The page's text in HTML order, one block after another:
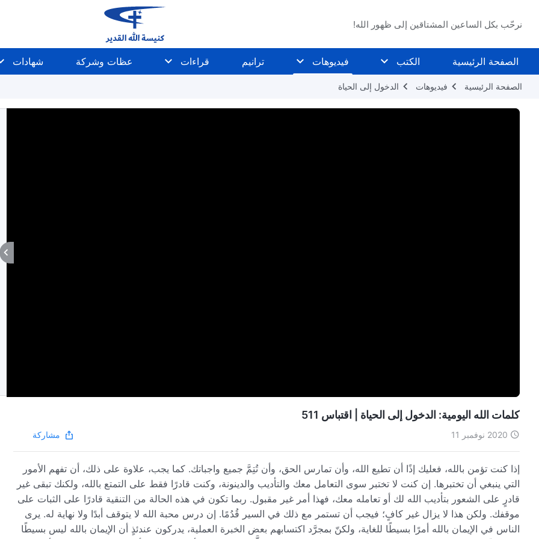
نرحّب بكل الساعين المشتاقين إلى ظهور الله!
الصفحة الرئيسية الكتب فيديوهات ترانيم قراءات عظات وشركة شهادات
الصفحة الرئيسية فيديوهات الدخول إلى الحياة
كلمات الله اليومية: الدخول إلى الحياة | اقتباس 511
2020 نوفمبر 11 مشاركة
إذا كنت تؤمن بالله، فعليك إذًا أن تطيع الله، وأن تمارس الحق، وأن تُتِمَّ جميع واجباتك. كما يجب، علاوة على ذلك، أن تفهم الأمور
التي ينبغي أن تختبرها. إن كنت لا تختبر سوى التعامل معك والتأديب والدينونة، وكنت قادرًا فقط على التمتع بالله، ولكنك تبقى غير
قادرٍ على الشعور بتأديب الله لك أو تعامله معك، فهذا أمر غير مقبول. ربما تكون في هذه الحالة من التنقية قادرًا على الثبات على
موقفك. ولكن هذا لا يزال غير كافٍ؛ فيجب أن تستمر مع ذلك في السير قُدُمًا. إن درس محبة الله لا يتوقف أبدًا ولا نهاية له. يرى
الناس في الإيمان بالله أمرًا بسيطًا للغاية، ولكنّ بمجرَّد اكتسابهم بعض الخبرة العملية، يدركون عندئذٍ أن الإيمان بالله ليس بسيطًا